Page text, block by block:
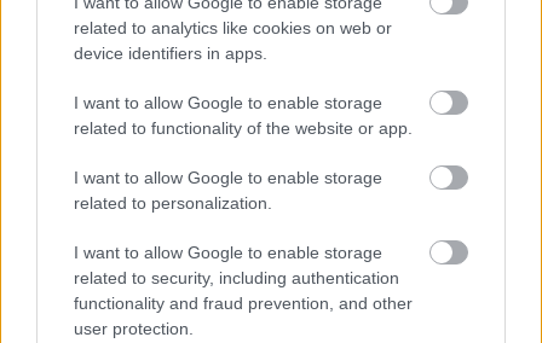
related to analytics like cookies on web or
device identifiers in apps.
I want to allow Google to enable storage
related to functionality of the website or app.
I want to allow Google to enable storage
related to personalization.
I want to allow Google to enable storage
related to security, including authentication
functionality and fraud prevention, and other
user protection.
Szívszorító részletek derültek ki
Christina Applegate állapotáról